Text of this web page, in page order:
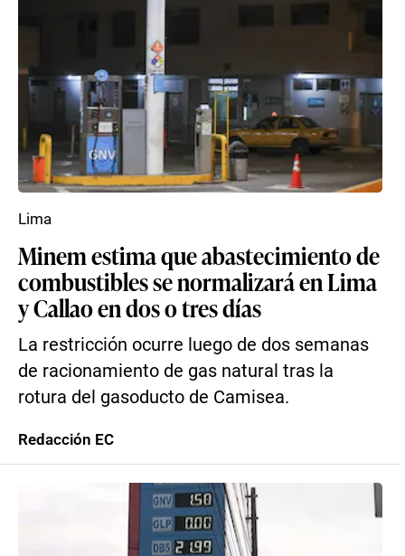
Minem estima que abastecimiento de
combustibles se normalizará en Lima
y Callao en dos o tres días
La restricción ocurre luego de dos semanas
de racionamiento de gas natural tras la
rotura del gasoducto de Camisea.
Lima
Redacción EC